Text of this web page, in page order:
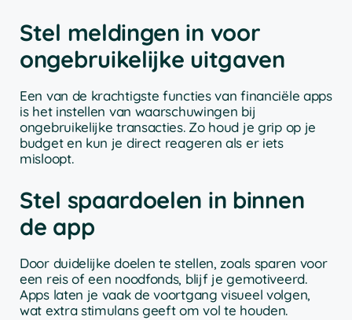
Stel meldingen in voor
ongebruikelijke uitgaven
Een van de krachtigste functies van financiële apps
is het instellen van waarschuwingen bij
ongebruikelijke transacties. Zo houd je grip op je
budget en kun je direct reageren als er iets
misloopt.
Stel spaardoelen in binnen
de app
Door duidelijke doelen te stellen, zoals sparen voor
een reis of een noodfonds, blijf je gemotiveerd.
Apps laten je vaak de voortgang visueel volgen,
wat extra stimulans geeft om vol te houden.